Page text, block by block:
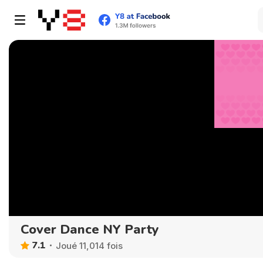
Cover Dance NY Party
7.1 Joué 11,014 fois